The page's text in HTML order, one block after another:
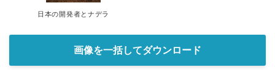
日本の開発者とナデラ
画像を一括してダウンロード